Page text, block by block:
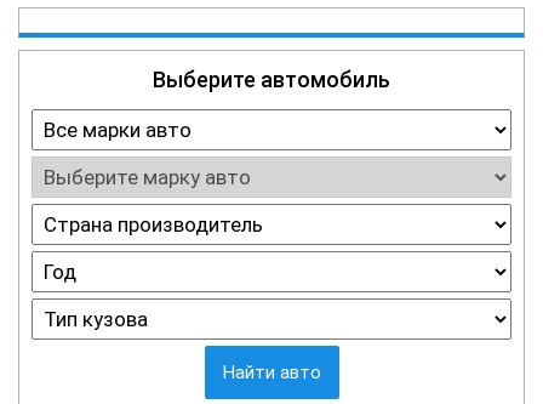
Выберите автомобиль
Найти авто